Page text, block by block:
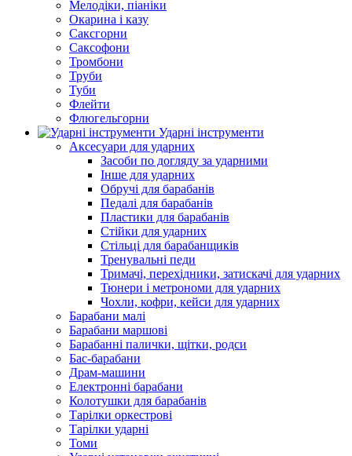
Мелодіки, піаніки
Окарина і казу
Саксгорни
Саксофони
Тромбони
Труби
Туби
Флейти
Флюгельгорни
Ударні інструменти
Аксесуари для ударних
Засоби по догляду за ударними
Інше для ударних
Обручі для барабанів
Педалі для барабанів
Пластики для барабанів
Стійки для ударних
Стільці для барабанщиків
Тренувальні педи
Тримачі, перехідники, затискачі для ударних
Тюнери і метрономи для ударних
Чохли, кофри, кейси для ударних
Барабани малі
Барабани маршові
Барабанні палички, щітки, родси
Бас-барабани
Драм-машини
Електронні барабани
Колотушки для барабанів
Тарілки оркестрові
Тарілки ударні
Томи